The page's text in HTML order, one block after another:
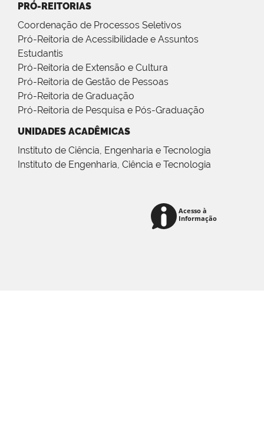
PRÓ-REITORIAS
Coordenação de Processos Seletivos
Pró-Reitoria de Acessibilidade e Assuntos
Estudantis
Pró-Reitoria de Extensão e Cultura
Pró-Reitoria de Gestão de Pessoas
Pró-Reitoria de Graduação
Pró-Reitoria de Pesquisa e Pós-Graduação
UNIDADES ACADÊMICAS
Instituto de Ciência, Engenharia e Tecnologia
Instituto de Engenharia, Ciência e Tecnologia